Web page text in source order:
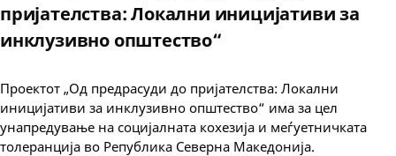
пријателства: Локални иницијативи за
инклузивно општество“
Проектот „Од предрасуди до пријателства: Локални
иницијативи за инклузивно општество“ има за цел
унапредување на социјалната кохезија и меѓуетничката
толеранција во Република Северна Македонија.